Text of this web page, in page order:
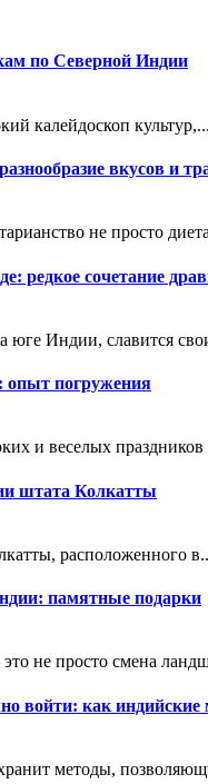
по Северной Индии
калейдоскоп культур,...
вкусов и
не просто
редкое сочетание
юге Индии, славится
опыт погружения
и веселых
штата Колкатты
расположенного
памятные подарки
не просто смена
войти: как индийские
методы,